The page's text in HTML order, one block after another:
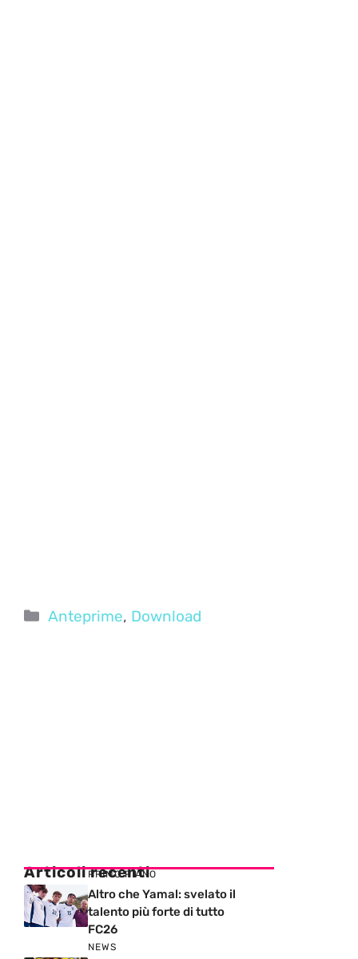
Categorie
Anteprime, Download
Articoli recenti
PRIMO PIANO
Altro che Yamal: svelato il
talento più forte di tutto
FC26
NEWS